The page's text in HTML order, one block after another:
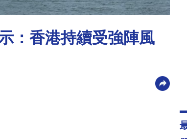
：香港持續受強陣風